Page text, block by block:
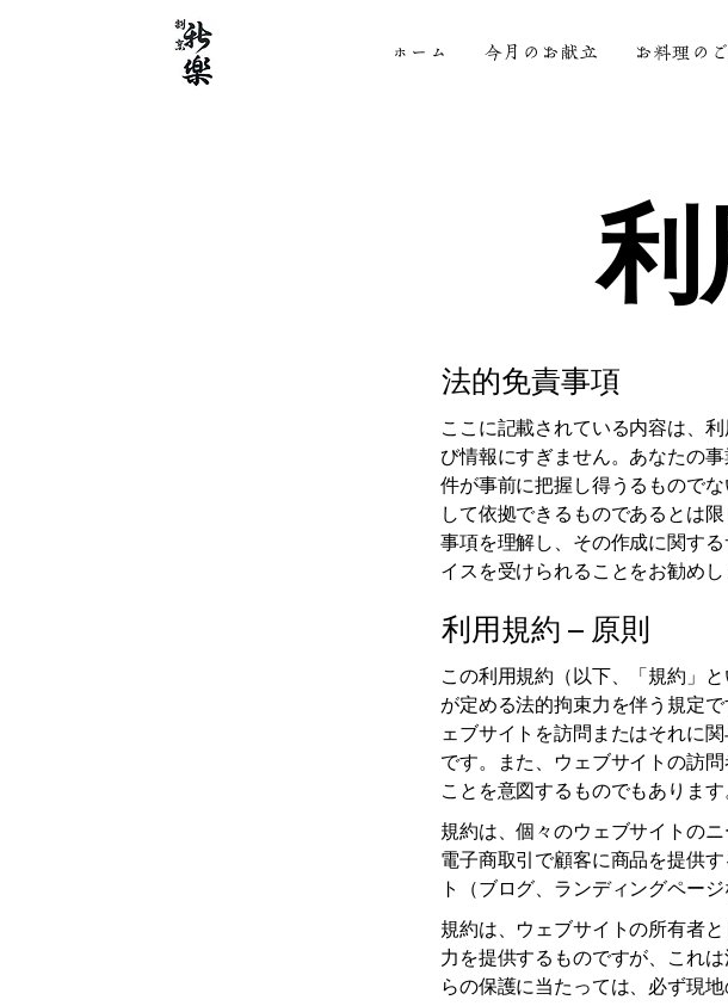
ホーム 今月のお献立 お料理の
利
法的免責事項
ここに記載されている内容は、
び情報にすぎません。あなたの
件が事前に把握し得うるもので
して依拠できるものであるとは
事項を理解し、その作成に関す
イスを受けられることをお勧めし
利用規約 – 原則
この利用規約（以下、「規約」
が定める法的拘束力を伴う規定
ェブサイトを訪問またはそれに
です。また、ウェブサイトの訪
ことを意図するものでもあります
規約は、個々のウェブサイトの
電子商取引で顧客に商品を提供
ト（ブログ、ランディングペー
規約は、ウェブサイトの所有者
力を提供するものですが、これ
らの保護に当たっては、必ず現